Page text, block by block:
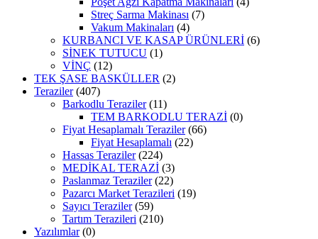
Streç Sarma Makinası (7)
Vakum Makinaları (4)
KURBANCI VE KASAP ÜRÜNLERİ (6)
SİNEK TUTUCU (1)
VİNÇ (12)
TEK ŞASE BASKÜLLER (2)
Teraziler (407)
Barkodlu Teraziler (11)
TEM BARKODLU TERAZİ (0)
Fiyat Hesaplamalı Teraziler (66)
Fiyat Hesaplamalı (22)
Hassas Teraziler (224)
MEDİKAL TERAZİ (3)
Paslanmaz Teraziler (22)
Pazarcı Market Terazileri (19)
Sayıcı Teraziler (59)
Tartım Terazileri (210)
Yazılımlar (0)